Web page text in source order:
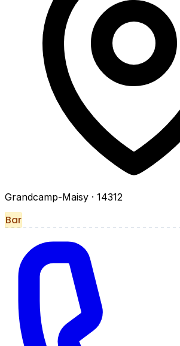
Grandcamp-Maisy · 14312
Bar